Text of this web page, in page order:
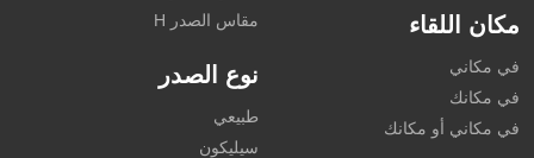
مكان اللقاء
في مكاني
في مكانك
في مكاني أو مكانك
مقاس الصدر H
نوع الصدر
طبيعي
سيليكون